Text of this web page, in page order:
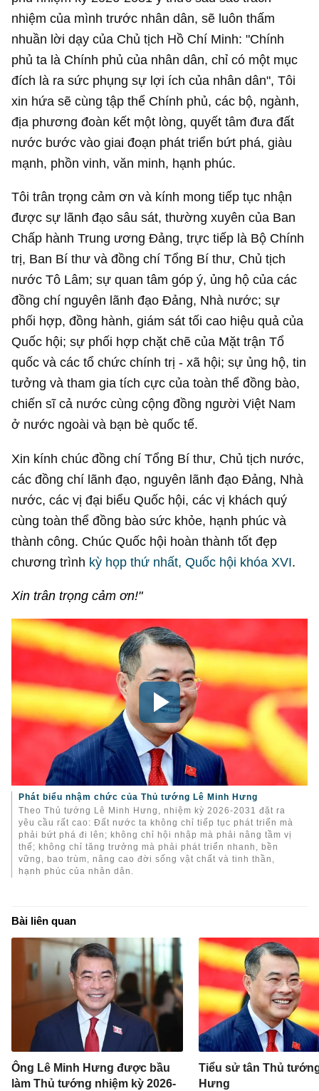
nhiệm của mình trước nhân dân, sẽ luôn thấm
nhuần lời dạy của Chủ tịch Hồ Chí Minh: "Chính
phủ ta là Chính phủ của nhân dân, chỉ có một mục
đích là ra sức phụng sự lợi ích của nhân dân", Tôi
xin hứa sẽ cùng tập thể Chính phủ, các bộ, ngành,
địa phương đoàn kết một lòng, quyết tâm đưa đất
nước bước vào giai đoạn phát triển bứt phá, giàu
mạnh, phồn vinh, văn minh, hạnh phúc.
Tôi trân trọng cảm ơn và kính mong tiếp tục nhận
được sự lãnh đạo sâu sát, thường xuyên của Ban
Chấp hành Trung ương Đảng, trực tiếp là Bộ Chính
trị, Ban Bí thư và đồng chí Tổng Bí thư, Chủ tịch
nước Tô Lâm; sự quan tâm góp ý, ủng hộ của các
đồng chí nguyên lãnh đạo Đảng, Nhà nước; sự
phối hợp, đồng hành, giám sát tối cao hiệu quả của
Quốc hội; sự phối hợp chặt chẽ của Mặt trận Tổ
quốc và các tổ chức chính trị - xã hội; sự ủng hộ, tin
tưởng và tham gia tích cực của toàn thể đồng bào,
chiến sĩ cả nước cùng cộng đồng người Việt Nam
ở nước ngoài và bạn bè quốc tế.
Xin kính chúc đồng chí Tổng Bí thư, Chủ tịch nước,
các đồng chí lãnh đạo, nguyên lãnh đạo Đảng, Nhà
nước, các vị đại biểu Quốc hội, các vị khách quý
cùng toàn thể đồng bào sức khỏe, hạnh phúc và
thành công. Chúc Quốc hội hoàn thành tốt đẹp
chương trình kỳ họp thứ nhất, Quốc hội khóa XVI.
Xin trân trọng cảm ơn!"
Phát biểu nhậm chức của Thủ tướng Lê Minh Hưng
Theo Thủ tướng Lê Minh Hưng, nhiệm kỳ 2026-2031 đặt ra
yêu cầu rất cao: Đất nước ta không chỉ tiếp tục phát triển mà
phải bứt phá đi lên; không chỉ hội nhập mà phải nâng tầm vị
thế; không chỉ tăng trưởng mà phải phát triển nhanh, bền
vững, bao trùm, nâng cao đời sống vật chất và tinh thần,
hạnh phúc của nhân dân.
Bài liên quan
Ông Lê Minh Hưng được bầu
làm Thủ tướng nhiệm kỳ 2026-
Tiểu sử tân Thủ
Hưng